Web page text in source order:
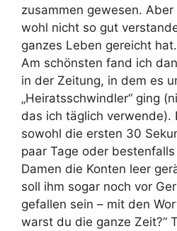
zusammen gewesen.
wohl nicht so gut
ganzes Leben gereicht hat.
Am schönsten fand ich
in der Zeitung, in dem es
„Heiratsschwindler“ ging
das ich täglich verwende).
sowohl die ersten 30
paar Tage oder
Damen die Konten leer
soll ihm sogar noch vor
gefallen sein – mit den
warst du die ganze Zeit?“